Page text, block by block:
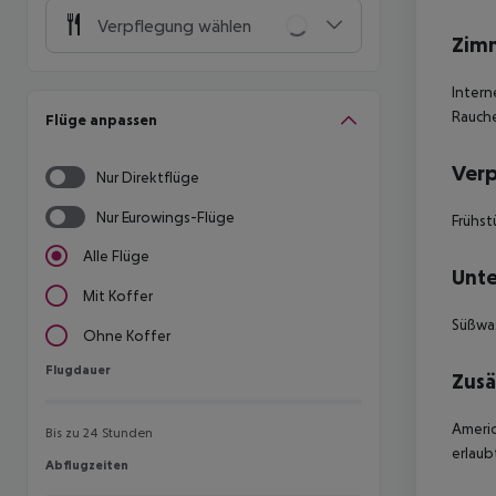
Verpflegung wählen
Flüge anpassen
Nur Direktflüge
Nur Eurowings-Flüge
Alle Flüge
Mit Koffer
Ohne Koffer
Flugdauer
Flugdauer
Bis zu 24 Stunden
Abflugzeiten
Abflugzeiten